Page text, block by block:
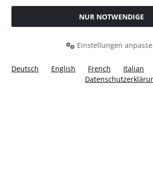
WiderrufsformularNUR NOTWENDIGE
Einstellungen
Deutsch English French
Italian